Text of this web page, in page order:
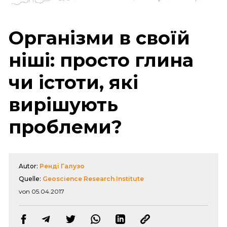
Організми в своїй
ніші: просто глина
чи істоти, які
вирішують
проблеми?
Autor: Ренді Галузо
Quelle: Geoscience Research Institute
von 05.04.2017